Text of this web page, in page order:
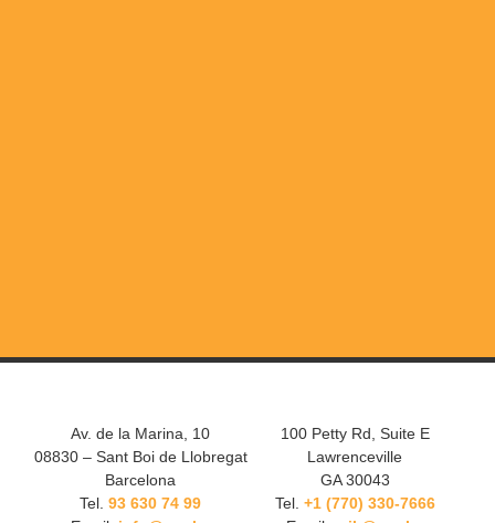
Av. de la Marina, 10
08830 – Sant Boi de Llobregat
Barcelona
Tel. 93 630 74 99
100 Petty Rd, Suite E
Lawrenceville
GA 30043
Tel. +1 (770) 330-7666